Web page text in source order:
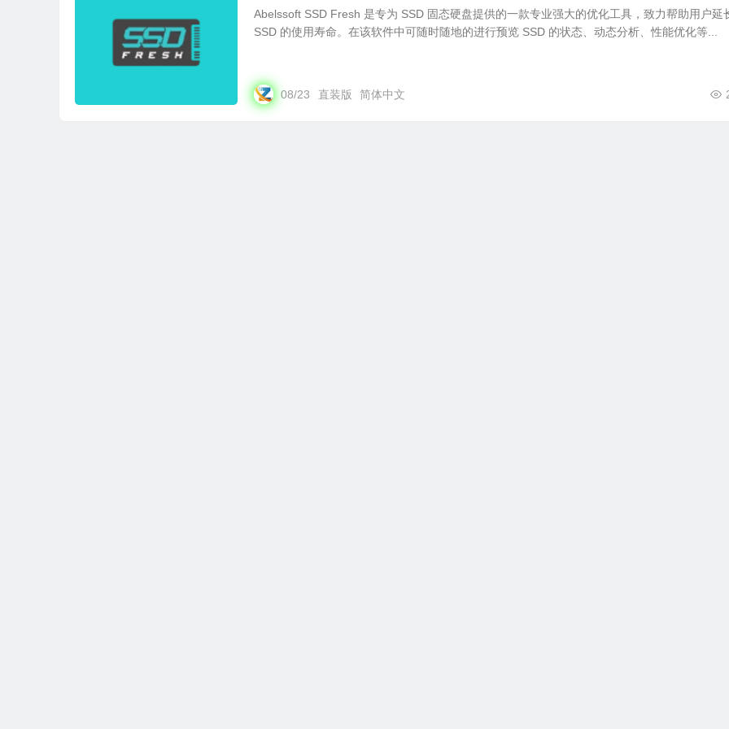
Abelssoft SSD Fresh 是专为 SSD 固态硬盘提供的一款专业强大的优化工具，致力帮助用户延
SSD 的使用寿命。在该软件中可随时随地的进行预览 SSD 的状态、动态分析、性能优化等...
08/23 直装版 简体中文